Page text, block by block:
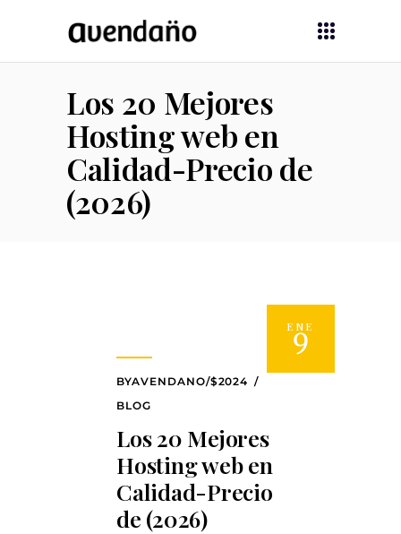
Los 20 Mejores
Hosting web en
Calidad-Precio de
(2026)
ENE
9
BYAVENDANO/$2024
BLOG
Los 20 Mejores
Hosting web en
Calidad-Precio
de (2026)